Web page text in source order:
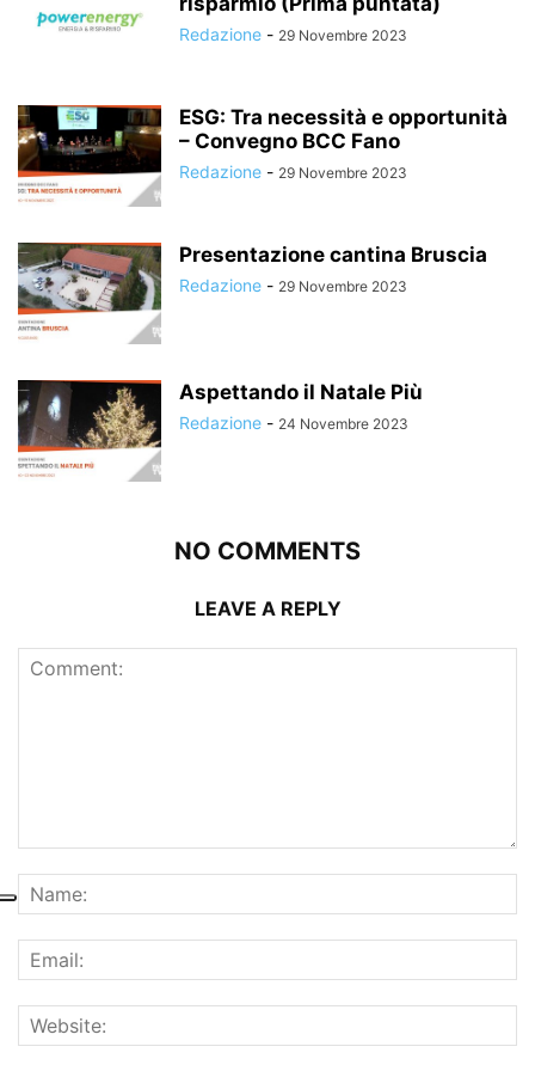
Redazione - 29 Novembre 2023
ESG: Tra necessità e opportunità
– Convegno BCC Fano
Redazione - 29 Novembre 2023
Presentazione cantina Bruscia
Redazione - 29 Novembre 2023
Aspettando il Natale Più
Redazione - 24 Novembre 2023
NO COMMENTS
LEAVE A REPLY